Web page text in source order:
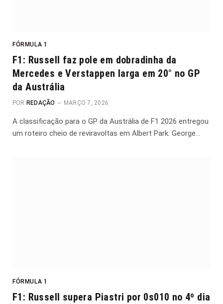
FÓRMULA 1
F1: Russell faz pole em dobradinha da
Mercedes e Verstappen larga em 20° no GP
da Austrália
POR REDAÇÃO MARÇO 7, 2026
A classificação para o GP da Austrália de F1 2026 entregou
um roteiro cheio de reviravoltas em Albert Park. George…
FÓRMULA 1
F1: Russell supera Piastri por 0s010 no 4º dia